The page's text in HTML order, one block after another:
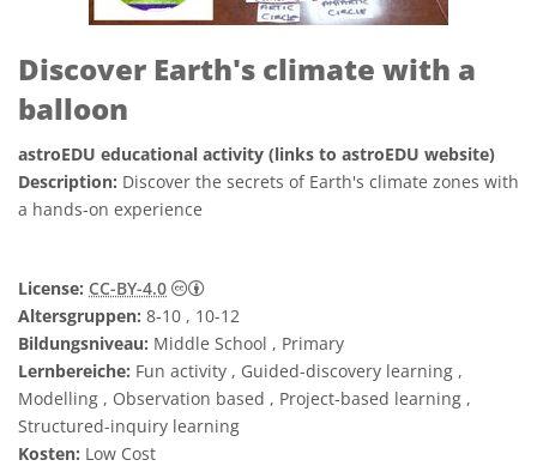
Discover Earth's climate with a
balloon
astroEDU educational activity (links to astroEDU website)
Description: Discover the secrets of Earth's climate zones with
a hands-on experience
License: CC-BY-4.0
Creative Commons Namensnennung 4.0
Altersgruppen: 8-10 , 10-12
Bildungsniveau: Middle School , Primary
Lernbereiche: Fun activity , Guided-discovery learning ,
Modelling , Observation based , Project-based learning ,
Structured-inquiry learning
Kosten: Low Cost